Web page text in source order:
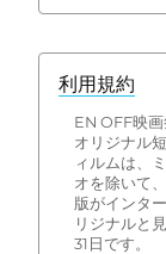
利用規約
EN OFF映
オリジナル
ィルムは、
オを除いて
版がインタ
リジナルと
31日です。